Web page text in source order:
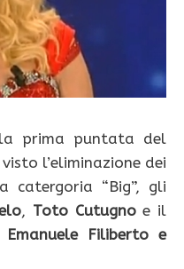
prima puntata del
l’eliminazione dei
catergoria “Big”, gli
, Toto Cutugnoe il
Emanuele Filiberto e